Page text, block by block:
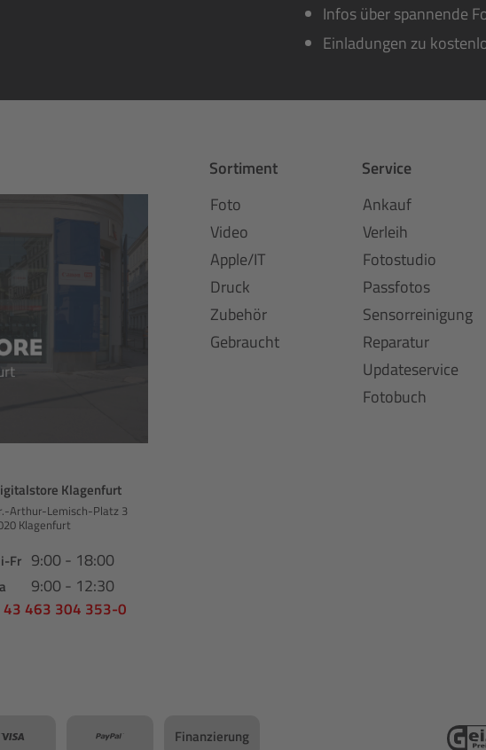
Infos über spannende
Einladungen zu
Klagenfurt
Arthur-Lemisch-Platz 3
Klagenfurt
Fr 9:00 - 18:00
9:00 - 12:30
43 463 304 353-0
Sortiment
Foto
Video
Apple/IT
Druck
Zubehör
Gebraucht
Service
Ankauf
Verleih
Fotostudio
Passfotos
Sensorreinigung
Reparatur
Updateservice
Fotobuch
Finanzierung